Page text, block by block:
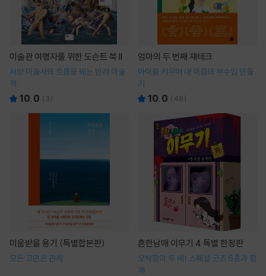
미술관 여행자를 위한 도슨트 북 II
서양 미술사의 흐름을 꿰는 반려 미술
책
10.0 ( 3)
엄마의 두 번째 재테크
아이를 키우며 내 이름의 부수입 만들
기
10.0 (48)
미움받을 용기 (특별합본판)
모든 고민은 관계
흔한남매 이무기 4 특별 한정판
오싹함이 두 배! 스페셜 굿즈 6종과 함
께